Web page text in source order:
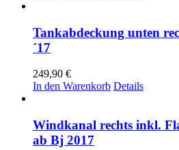
Tankabdeckung unten
´17
249,90 €
In den Warenkorb Details
Windkanal rechts inkl.
ab Bj 2017